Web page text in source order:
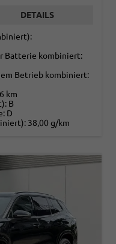
DETAILS
Batterie kombiniert:
Betrieb kombiniert:
km
B
D
38,00 g/km